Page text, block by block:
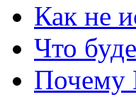
Как не
Что
Почему